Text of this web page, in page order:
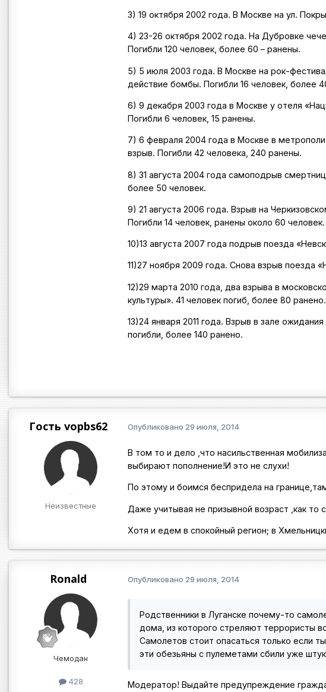
3) 19 октября 2002 года. В Москве на ул.
4) 23-26 октября 2002 года. На Дубровке
Погибли 120 человек, более 60 – ранены.
5) 5 июля 2003 года. В Москве на рок-
действие бомбы. Погибли 16 человек, более
6) 9 декабря 2003 года в Москве у отеля
Погибли 6 человек, 15 ранены.
7) 6 февраля 2004 года в Москве в
взрыв. Погибли 42 человека, 240 ранены.
8) 31 августа 2004 года самоподрыв
более 50 человек.
9) 21 августа 2006 года. Взрыв на
Погибли 14 человек, ранены около 60 человек.
10)13 августа 2007 года подрыв поезда
11)27 ноября 2009 года. Снова взрыв поезда
12)29 марта 2010 года, два взрыва в
культуры». 41 человек погиб, более 80 ранено.
13)24 января 2011 года. Взрыв в зале
погибли, более 140 ранено.
Гость vopbs62
Неизвестные
Опубликовано 29 июля, 2014
В том то и дело ,что насильственная
выбирают пополнение!И это не слухи!
По этому и боимся беспридела на
Даже учитывая не призывной возраст ,как то
Хотя и едем в спокойный регион; в
Ronald
Чемодан
428
Опубликовано 29 июля, 2014
Родственники в Луганске почему-то
дома, из которого стреляют террористы
Самолетов стоит опасаться только если
эти обезьяны с пулеметами сбили уже
Модератор! Выдайте предупреждение